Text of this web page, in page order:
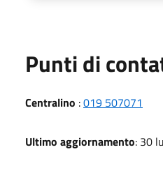
Punti di
Centralino :019 507071
Ultimo aggiornamento: 30